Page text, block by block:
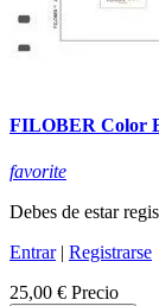
FILOBER Color
favorite
Debes de estar
Entrar| Registrarse
25,00 € Precio